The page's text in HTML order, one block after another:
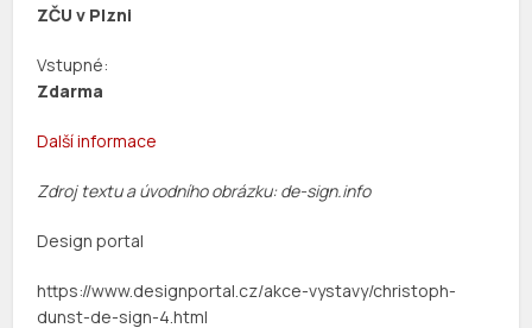
ZČU v Plzni
Vstupné:
Zdarma
Další informace
Zdroj textu a úvodního obrázku: de-sign.info
Design portal
https://www.designportal.cz/akce-vystavy/christoph-
dunst-de-sign-4.html